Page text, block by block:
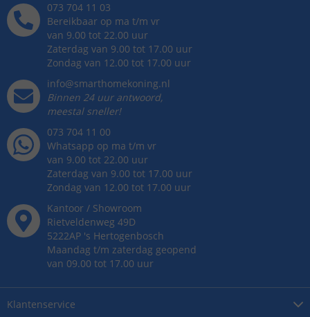
Klantenservice
073 704 11 03
Bereikbaar op ma t/m vr
van 9.00 tot 22.00 uur
Zaterdag van 9.00 tot 17.00 uur
Zondag van 12.00 tot 17.00 uur
info@smarthomekoning.nl
Binnen 24 uur antwoord,
meestal sneller!
073 704 11 00
Whatsapp op ma t/m vr
van 9.00 tot 22.00 uur
Zaterdag van 9.00 tot 17.00 uur
Zondag van 12.00 tot 17.00 uur
Kantoor / Showroom
Rietveldenweg 49D
5222AP 's Hertogenbosch
Maandag t/m zaterdag geopend
van 09.00 tot 17.00 uur